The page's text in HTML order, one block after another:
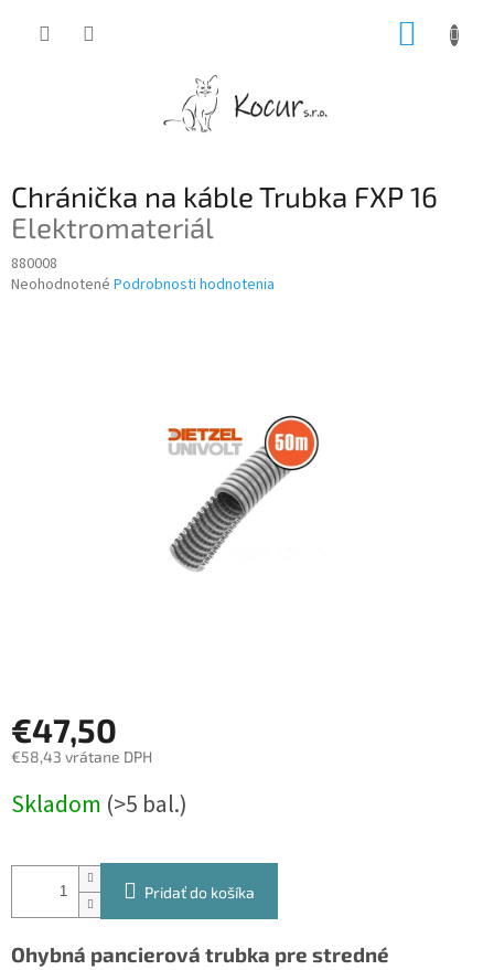
Chránička na káble Trubka FXP 16
Elektromateriál
880008
Priemerné
Neohodnotené Podrobnosti hodnotenia
€47,50
€58,43 vrátane DPH
cena:
Skladom (>5 bal.)
Pridať do košíka
Ohybná pancierová trubka pre stredné